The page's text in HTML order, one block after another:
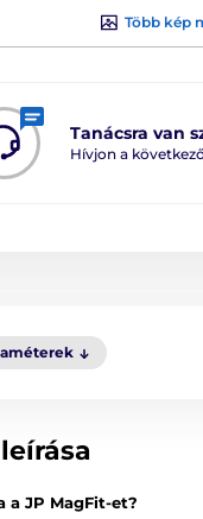
Több kép
Tanácsra van
Hívjon a következő
a JP MagFit-et?